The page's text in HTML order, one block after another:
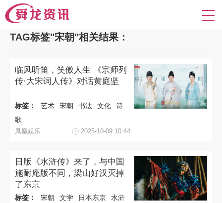
TAG标签"宋朝"相关结果：
临风听笛，笑傲人生 《宗师列
传·大宋词人传》对话黄庭坚
标签： 艺术 宋朝 书法 文化
诗
歌
凤凰娱乐 2025-10-09 10:44
日版《水浒传》来了，与中国
施耐庵版不同，梁山好汉灭掉
了东京
标签： 宋朝 文学 日本东京
水浒